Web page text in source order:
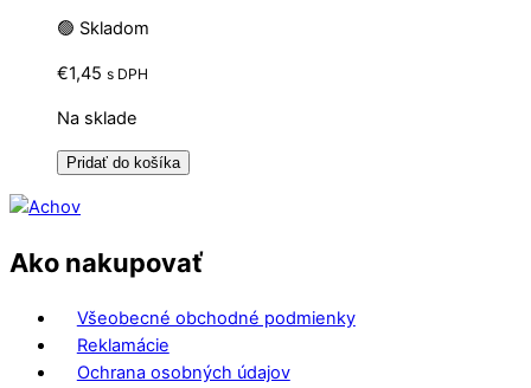
🟢 Skladom
€1,45 s DPH
Na sklade
Pridať do košíka
Ako nakupovať
Všeobecné obchodné podmienky
Reklamácie
Ochrana osobných údajov